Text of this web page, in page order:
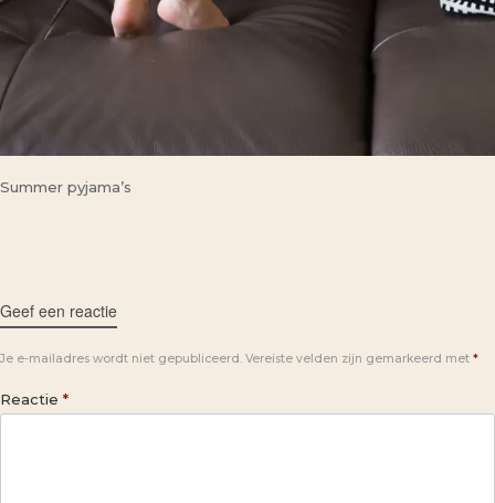
Summer pyjama’s
Geef een reactie
Je e-mailadres wordt niet gepubliceerd. Vereiste velden zijn gemarkeerd met *
Reactie *